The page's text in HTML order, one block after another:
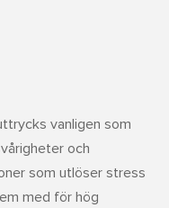
vanligen som
och
som utlöser stress
med för hög